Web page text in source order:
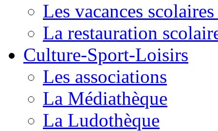
Les vacances
La restauration
Culture-Sport-Loisirs
Les associations
La Médiathèque
La Ludothèque